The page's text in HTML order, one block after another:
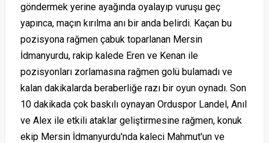
göndermek yerine ayağında oyalayıp vuruşu geç
yapınca, maçın kırılma anı bir anda belirdi. Kaçan bu
pozisyona rağmen çabuk toparlanan Mersin
İdmanyurdu, rakip kalede Eren ve Kenan ile
pozisyonları zorlamasına rağmen golü bulamadı ve
kalan dakikalarda beraberliğe razı bir oyun oynadı. Son
10 dakikada çok baskılı oynayan Orduspor Landel, Anıl
ve Alex ile etkili ataklar geliştirmesine rağmen, konuk
ekip Mersin İdmanyurdu'nda kaleci Mahmut'un ve